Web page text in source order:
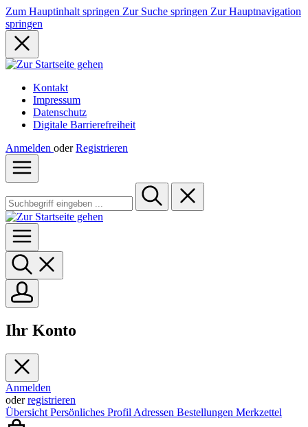
Zum Hauptinhalt springen Zur Suche springen Zur Hauptnavigation
springen
Kontakt
Impressum
Datenschutz
Digitale Barrierefreiheit
Anmelden oder Registrieren
Ihr Konto
Anmelden
oderregistrieren
Übersicht Persönliches Profil Adressen Bestellungen Merkzettel